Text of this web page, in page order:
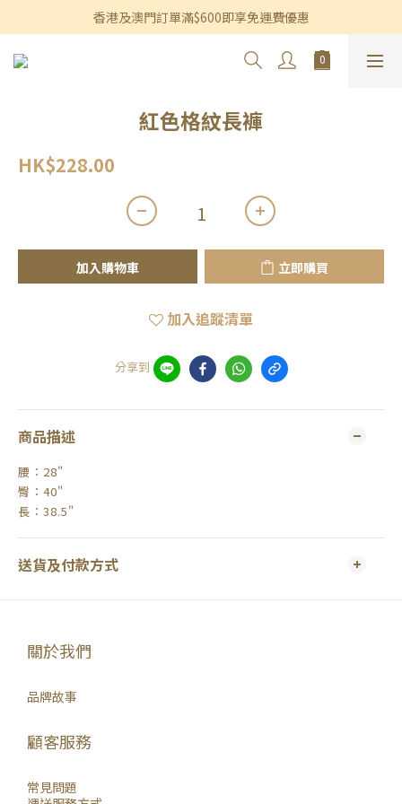
香港及澳門訂單滿$600即享免運費優惠
香港及澳門訂單滿$600即享免運費優惠
3個月內買滿$1,200可享永久九折優惠
紅色格紋長褲
HK$228.00
加入購物車 立即購買
加入追蹤清單
分享到
商品描述
腰：28"
臀：40"
長：38.5"
送貨及付款方式
關於我們
品牌故事
顧客服務
常見問題